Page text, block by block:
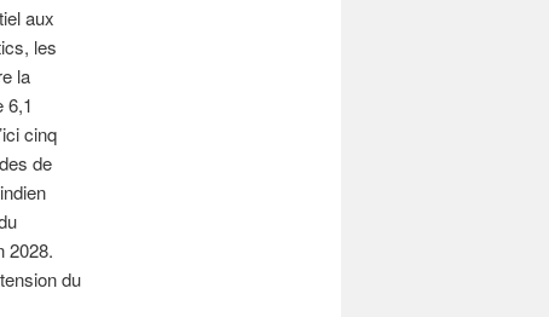
aux
les
la
6,1
cinq
de
2028.
du